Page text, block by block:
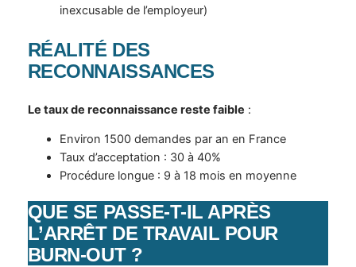
inexcusable de l’employeur)
RÉALITÉ DES
RECONNAISSANCES
Le taux de reconnaissance reste faible :
Environ 1500 demandes par an en France
Taux d’acceptation : 30 à 40%
Procédure longue : 9 à 18 mois en moyenne
QUE SE PASSE-T-IL APRÈS
L’ARRÊT DE TRAVAIL POUR
BURN-OUT ?